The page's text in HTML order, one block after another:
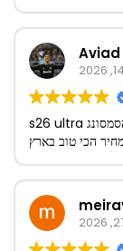
חנות קטנה עם מחירים מעולים קניתי את הסמסונג s26 ultra
הכי טוב בארץ